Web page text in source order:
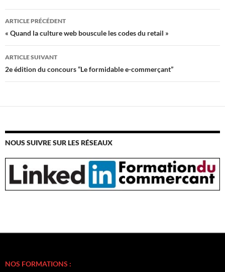
Navigation
des
articles
ARTICLE PRÉCÉDENT
« Quand la culture web bouscule les codes du retail »
ARTICLE SUIVANT
2e édition du concours “Le formidable e-commerçant”
NOUS SUIVRE SUR LES RÉSEAUX
NOS FORMATIONS :